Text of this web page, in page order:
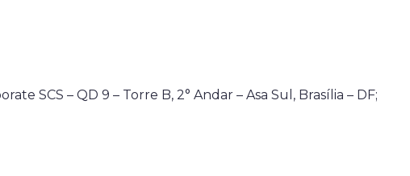
SCS – QD 9 – Torre B, 2° Andar – Asa Sul, Brasília – DF;